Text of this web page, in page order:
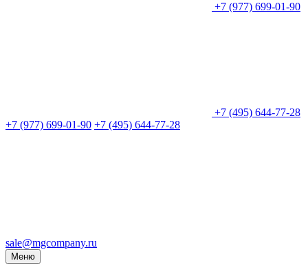
+7 (977) 699-01-90
+7 (495) 644-77-28
+7 (977) 699-01-90 +7 (495) 644-77-28
sale@mgcompany.ru
Меню